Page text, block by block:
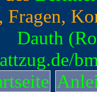
Fragen,
Dauth